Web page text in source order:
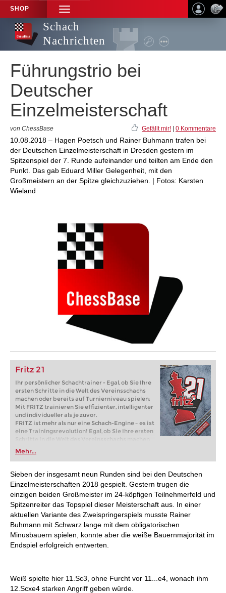
SHOP
TOGGLE
NAVIGATION
Schach
Nachrichten
Führungstrio bei
Deutscher
Einzelmeisterschaft
von ChessBase Gefällt mir! 0 Kommentare
10.08.2018 – Hagen Poetsch und Rainer Buhmann trafen bei
der Deutschen Einzelmeisterschaft in Dresden gestern im
Spitzenspiel der 7. Runde aufeinander und teilten am Ende den
Punkt. Das gab Eduard Miller Gelegenheit, mit den
Großmeistern an der Spitze gleichzuziehen. | Fotos: Karsten
Wieland
Fritz 21
Ihr persönlicher Schachtrainer - Egal, ob Sie Ihre
ersten Schritte in die Welt des Vereinsschachs
machen oder bereits auf Turnierniveau spielen:
Mit FRITZ trainieren Sie effizienter, intelligenter
und individueller als je zuvor.
FRITZ ist mehr als nur eine Schach-Engine – es ist
eine Trainingsrevolution! Egal, ob Sie Ihre ersten
Schritte in die Welt des Vereinsschachs machen
oder bereits auf Turnierniveau spielen: Mit
FRITZ trainieren Sie effizienter, intelligenter und
individueller als je zuvor.
Mehr...
Sieben der insgesamt neun Runden sind bei den Deutschen
Einzelmeisterschaften 2018 gespielt. Gestern trugen die
einzigen beiden Großmeister im 24-köpfigen Teilnehmerfeld und
Spitzenreiter das Topspiel dieser Meisterschaft aus. In einer
aktuellen Variante des Zweispringerspiels musste Rainer
Buhmann mit Schwarz lange mit dem obligatorischen
Minusbauern spielen, konnte aber die weiße Bauernmajorität im
Endspiel erfolgreich entwerten.
Weiß spielte hier 11.Sc3, ohne Furcht vor 11...e4, wonach ihm
12.Scxe4 starken Angriff geben würde.